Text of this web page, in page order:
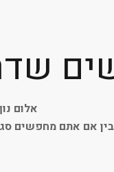
אלום נוף עם 8 שנות ניסיון
בין אם אתם מחפשים